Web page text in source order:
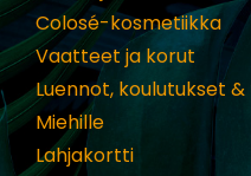
Colosé-kosmetiikka
Vaatteet ja korut
Luennot, koulutukset
Miehille
Lahjakortti